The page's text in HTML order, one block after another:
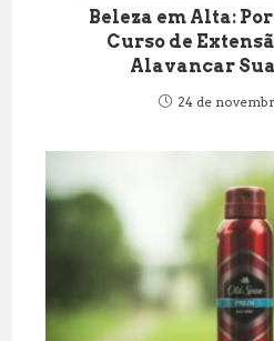
Beleza em Alta:
Curso de
Alavancar
24 de